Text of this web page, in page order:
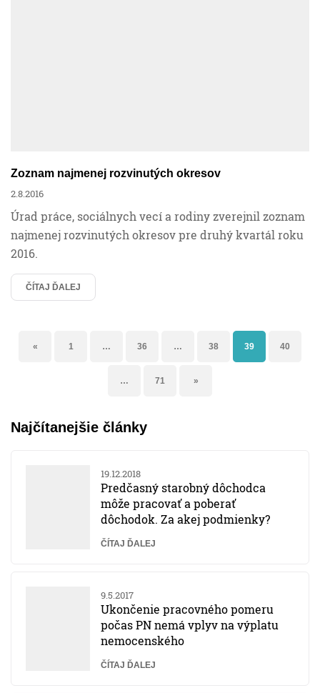
Zoznam najmenej rozvinutých okresov
2.8.2016
Úrad práce, sociálnych vecí a rodiny zverejnil zoznam
najmenej rozvinutých okresov pre druhý kvartál roku
2016.
ČÍTAJ ĎALEJ
« 1 … 36 … 38 39 40
… 71 »
Najčítanejšie články
19.12.2018
Predčasný starobný dôchodca
môže pracovať a poberať
dôchodok. Za akej podmienky?
ČÍTAJ ĎALEJ
9.5.2017
Ukončenie pracovného pomeru
počas PN nemá vplyv na výplatu
nemocenského
ČÍTAJ ĎALEJ